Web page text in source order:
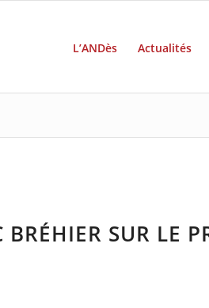
L’ANDès Actualités
SUR LE